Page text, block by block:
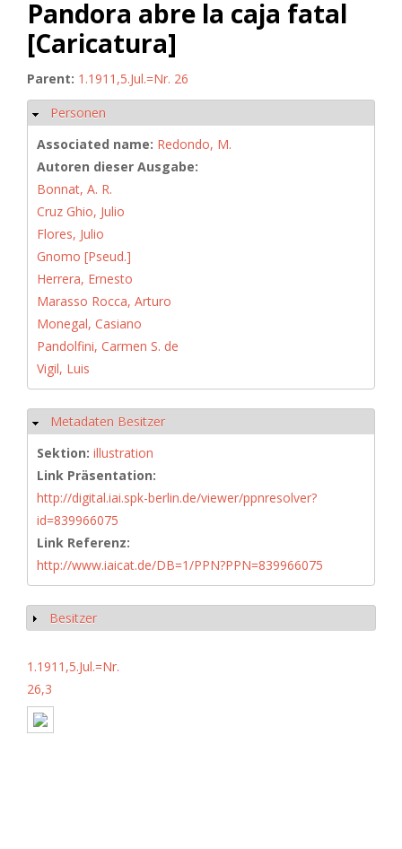
Pandora abre la caja fatal
[Caricatura]
Parent: 1.1911,5.Jul.=Nr. 26
Ausblenden
Personen
Associated name: Redondo, M.
Autoren dieser Ausgabe:
Bonnat, A. R.
Cruz Ghio, Julio
Flores, Julio
Gnomo [Pseud.]
Herrera, Ernesto
Marasso Rocca, Arturo
Monegal, Casiano
Pandolfini, Carmen S. de
Vigil, Luis
Ausblenden
Metadaten Besitzer
Sektion: illustration
Link Präsentation:
http://digital.iai.spk-berlin.de/viewer/ppnresolver?
id=839966075
Link Referenz:
http://www.iaicat.de/DB=1/PPN?PPN=839966075
Anzeigen
Besitzer
1.1911,5.Jul.=Nr.
26,3